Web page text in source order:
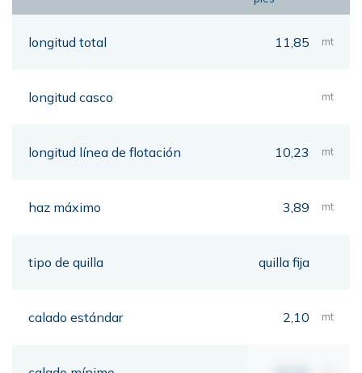
longitud total 11,85 mt
longitud casco mt
longitud línea de flotación 10,23 mt
haz máximo 3,89 mt
tipo de quilla quilla fija
calado estándar 2,10 mt